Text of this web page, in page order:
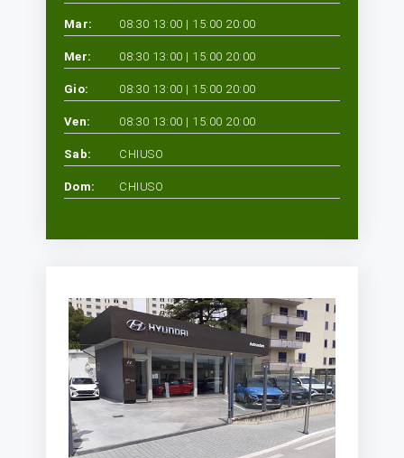
Mar: 08:30 13:00 | 15:00 20:00
Mer: 08:30 13:00 | 15:00 20:00
Gio: 08:30 13:00 | 15:00 20:00
Ven: 08:30 13:00 | 15:00 20:00
Sab: CHIUSO
Dom: CHIUSO